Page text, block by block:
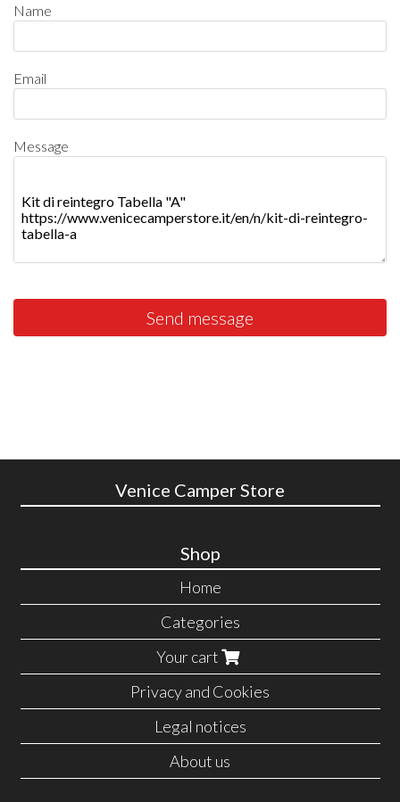
Name
Email
Message
Send message
Venice Camper Store
Shop
Home
Categories
Your cart
Privacy and Cookies
Legal notices
About us